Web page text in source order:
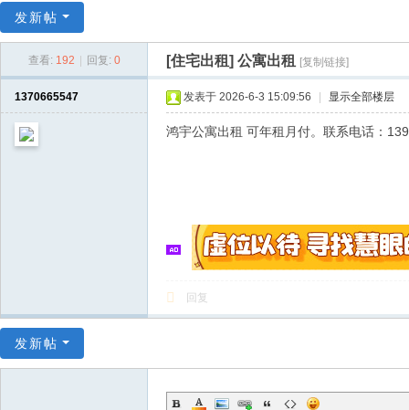
林
发新帖
查看: 192 回复: 0 [住宅出租] 公寓出租 [复制链接]
1370665547 发表于 2026-6-3 15:09:56 显示全部楼层
鸿宇公寓出租 可年租月付。联系电话：
回复
发新帖